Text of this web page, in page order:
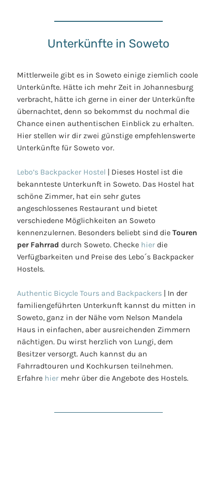
Unterkünfte in Soweto
Mittlerweile gibt es in Soweto einige ziemlich coole
Unterkünfte. Hätte ich mehr Zeit in Johannesburg
verbracht, hätte ich gerne in einer der Unterkünfte
übernachtet, denn so bekommst du nochmal die
Chance einen authentischen Einblick zu erhalten.
Hier stellen wir dir zwei günstige empfehlenswerte
Unterkünfte für Soweto vor.
Lebo’s Backpacker Hostel | Dieses Hostel ist die
bekannteste Unterkunft in Soweto. Das Hostel hat
schöne Zimmer, hat ein sehr gutes
angeschlossenes Restaurant und bietet
verschiedene Möglichkeiten an Soweto
kennenzulernen. Besonders beliebt sind die Touren
per Fahrrad durch Soweto. Checke hier die
Verfügbarkeiten und Preise des Lebo´s Backpacker
Hostels.
Authentic Bicycle Tours and Backpackers | In der
familiengeführten Unterkunft kannst du mitten in
Soweto, ganz in der Nähe vom Nelson Mandela
Haus in einfachen, aber ausreichenden Zimmern
nächtigen. Du wirst herzlich von Lungi, dem
Besitzer versorgt. Auch kannst du an
Fahrradtouren und Kochkursen teilnehmen.
Erfahre hier mehr über die Angebote des Hostels.